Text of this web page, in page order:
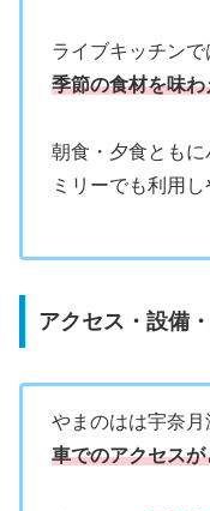
ライブキッチンで
季節の食材を味
朝食・夕食とも
ミリーでも利用し
アクセス・設備
やまのはは宇奈月
車でのアクセス